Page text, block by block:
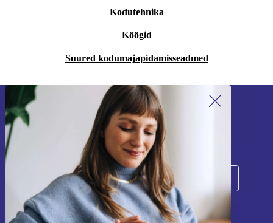
Kodutehnika
Köögid
Suured kodumajapidamisseadmed
Liitu meie uudiskirjaga!
Ära jäta enam ühtegi pakkumist vahele.
Registreeru